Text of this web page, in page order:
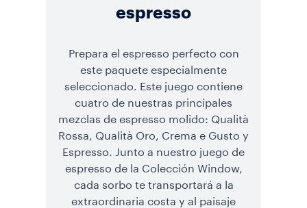
espresso
Prepara el espresso perfecto con
este paquete especialmente
seleccionado. Este juego contiene
cuatro de nuestras principales
mezclas de espresso molido: Qualità
Rossa, Qualità Oro, Crema e Gusto y
Espresso. Junto a nuestro juego de
espresso de la Colección Window,
cada sorbo te transportará a la
extraordinaria costa y al paisaje